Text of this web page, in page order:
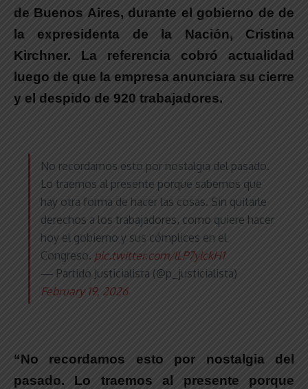
de Buenos Aires, durante el gobierno de de
la expresidenta de la Nación, Cristina
Kirchner. La referencia cobró actualidad
luego de que la empresa anunciara su cierre
y el despido de 920 trabajadores.
No recordamos esto por nostalgia del pasado.
Lo traemos al presente porque sabemos que
hay otra forma de hacer las cosas. Sin quitarle
derechos a los trabajadores, como quiere hacer
hoy el gobierno y sus cómplices en el
Congreso. pic.twitter.com/lLP7ylckH1
— Partido Justicialista (@p_justicialista)
February 19, 2026
“No recordamos esto por nostalgia del
pasado. Lo traemos al presente porque